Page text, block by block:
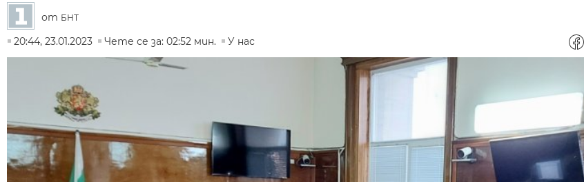
от БНТ
20:44, 23.01.2023
Чете се за: 02:52 мин. У нас